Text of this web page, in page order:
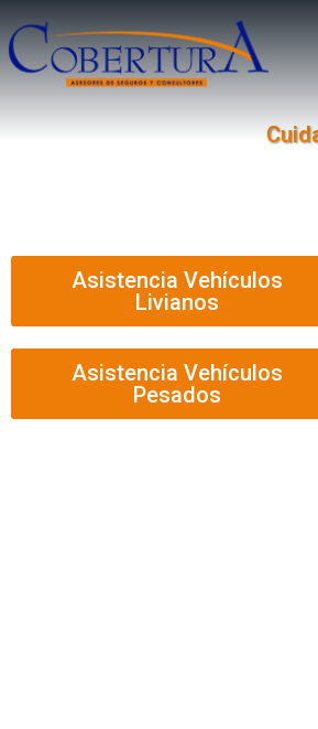
Asistencia Vehículos
Livianos
Asistencia Vehículos
Pesados